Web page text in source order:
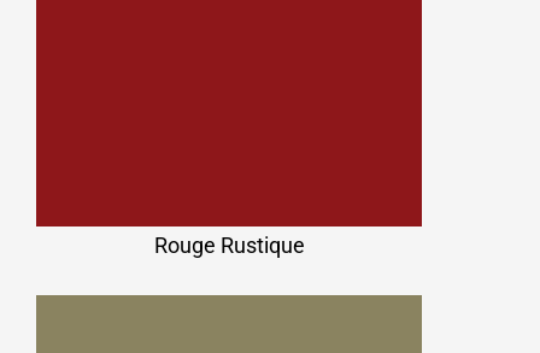
Rouge Rustique